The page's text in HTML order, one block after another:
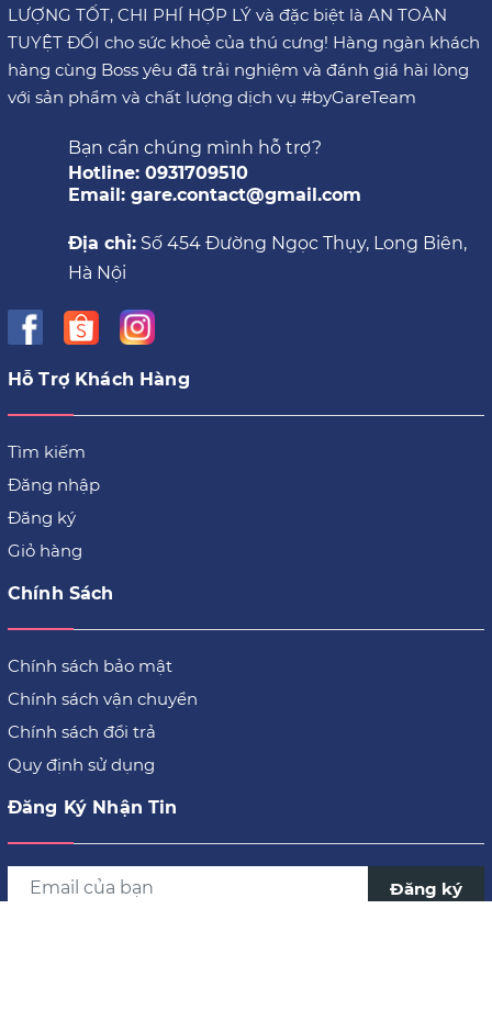
LƯỢNG TỐT, CHI PHÍ HỢP LÝ và đặc biệt là AN TOÀN
TUYỆT ĐỐI cho sức khoẻ của thú cưng! Hàng ngàn khách
hàng cùng Boss yêu đã trải nghiệm và đánh giá hài lòng
với sản phẩm và chất lượng dịch vụ #byGareTeam
Bạn cần chúng mình hỗ trợ?
Hotline: 0931709510
Email: gare.contact@gmail.com
Địa chỉ: Số 454 Đường Ngọc Thụy, Long Biên,
Hà Nội
Hỗ Trợ Khách Hàng
Tìm kiếm
Đăng nhập
Đăng ký
Giỏ hàng
Chính Sách
Chính sách bảo mật
Chính sách vận chuyển
Chính sách đổi trả
Quy định sử dụng
Đăng Ký Nhận Tin
Đăng ký